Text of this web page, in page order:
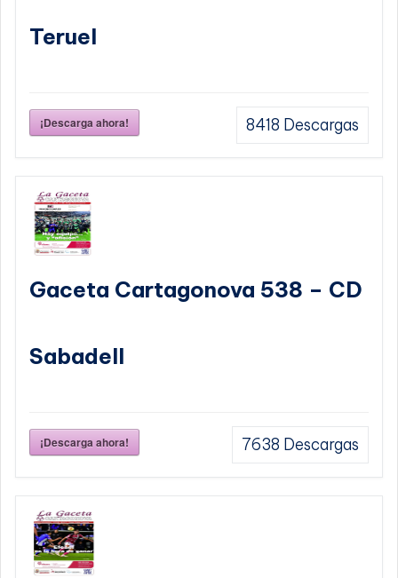
Teruel
¡Descarga ahora! 8418 Descargas
Gaceta Cartagonova 538 – CD
Sabadell
¡Descarga ahora! 7638 Descargas